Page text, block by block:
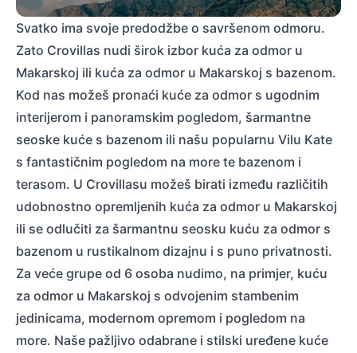
Svatko ima svoje predodžbe o savršenom odmoru.
Zato Crovillas nudi širok izbor kuća za odmor u
Makarskoj ili kuća za odmor u Makarskoj s bazenom.
Kod nas možeš pronaći kuće za odmor s ugodnim
interijerom i panoramskim pogledom, šarmantne
seoske kuće s bazenom ili našu popularnu Vilu Kate
s fantastičnim pogledom na more te bazenom i
terasom. U Crovillasu možeš birati između različitih
udobnostno opremljenih kuća za odmor u Makarskoj
ili se odlučiti za šarmantnu seosku kuću za odmor s
bazenom u rustikalnom dizajnu i s puno privatnosti.
Za veće grupe od 6 osoba nudimo, na primjer, kuću
za odmor u Makarskoj s odvojenim stambenim
jedinicama, modernom opremom i pogledom na
more. Naše pažljivo odabrane i stilski uređene kuće